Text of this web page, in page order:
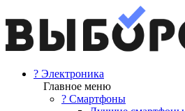
? Электроника
Главное меню
? Смартфоны